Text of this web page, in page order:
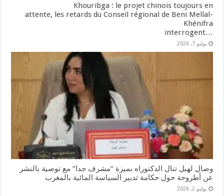
Khouribga : le projet chinois toujours en
attente, les retards du Conseil régional de Beni Mellal-
Khénifra
…interrogent
يوليو 7, 2026
وصال لهبل تنال الدكتوراه بميزة “مشرف جدا” مع توصية بالنشر
عن أطروحة حول حكامة تدبير السياسة المائية بالمغرب
يوليو 2, 2026